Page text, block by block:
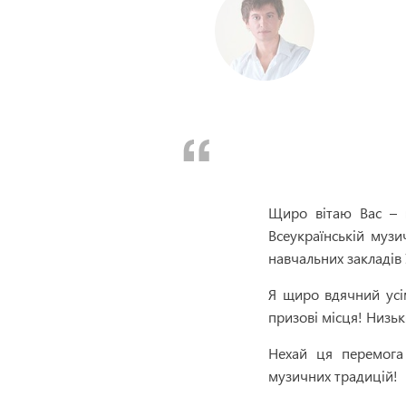
Щиро вітаю Вас –
Всеукраїнській
навчальних закладів
Я щиро вдячний
призові місця!
Нехай ця
музичних традицій!